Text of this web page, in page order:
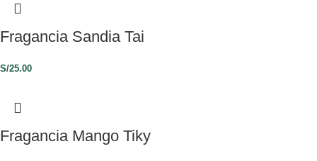
Fragancia Sandia Tai
S/25.00
Fragancia Mango Tiky